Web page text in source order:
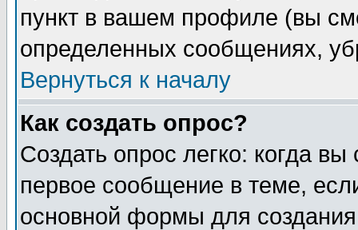
пункт в вашем профиле (вы
определенных сообщениях,
Вернуться к началу
Как создать опрос?
Создать опрос легко: когда
первое сообщение в теме,
основной формы для